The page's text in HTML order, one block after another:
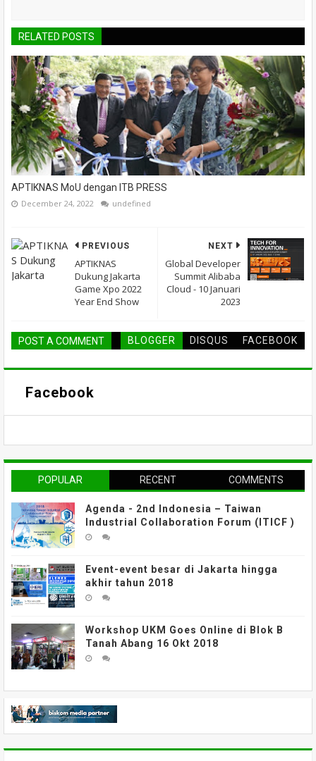
RELATED POSTS
APTIKNAS MoU dengan ITB PRESS
December 24, 2022 undefined
NEXT
Global Developer
Summit Alibaba
Cloud - 10 Januari
2023
PREVIOUS
APTIKNAS
Dukung Jakarta
Game Xpo 2022
Year End Show
POST A COMMENT BLOGGER DISQUS FACEBOOK
Facebook
POPULAR RECENT COMMENTS
Agenda - 2nd Indonesia – Taiwan
Industrial Collaboration Forum (ITICF )
Event-event besar di Jakarta hingga
akhir tahun 2018
Workshop UKM Goes Online di Blok B
Tanah Abang 16 Okt 2018